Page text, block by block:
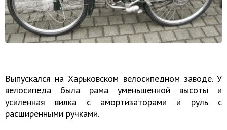
Выпускался на Харьковском велосипедном заводе. У
велосипеда была рама уменьшенной высоты и
усиленная вилка с амортизаторами и руль с
расширенными ручками.